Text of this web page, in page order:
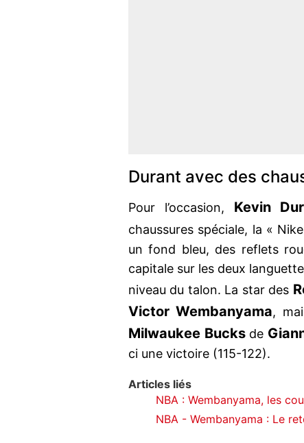
Durant avec des
Pour l’occasion, Kevin
chaussures spéciale, la «
un fond bleu, des reflets
capitale sur les deux
niveau du talon. La star des
Victor Wembanyama,
Milwaukee Bucksde
ci une victoire (115-122).
Articles liés
NBA : Wembanyama, les
NBA - Wembanyama : Le